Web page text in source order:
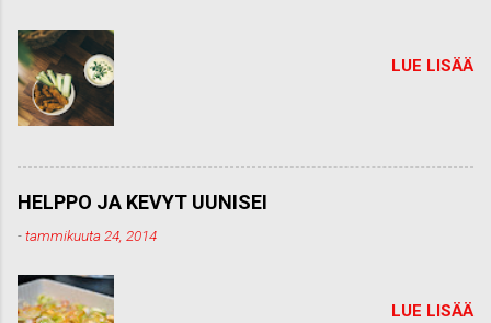
LUE LISÄÄ
HELPPO JA KEVYT UUNISEI
-tammikuuta 24, 2014
LUE LISÄÄ